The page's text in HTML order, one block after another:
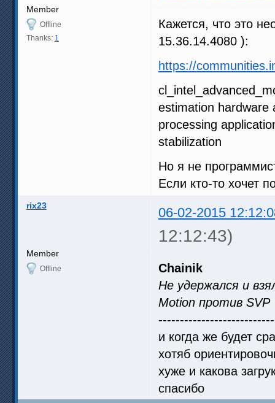
Member
Offline
Thanks: 1
Кажется, что это
15.36.14.4080 ):
https://
estimation hardware
processing
stabilization
Но я не
Если кто-то хочет
rix23 06-02-2015
12:12:43)
Member
Offline
Chainik
Не удержался и
Motion против SVP
и когда же будет
хотяб
хуже и какова
спасибо